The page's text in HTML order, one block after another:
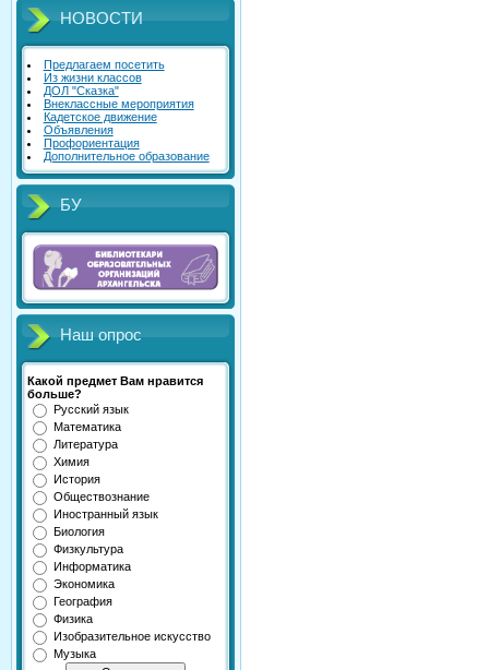
НОВОСТИ
Предлагаем посетить
Из жизни классов
ДОЛ "Сказка"
Внеклассные мероприятия
Кадетское движение
Объявления
Профориентация
Дополнительное образование
БУ
Наш опрос
Какой предмет Вам нравится
больше?
Русский язык
Математика
Литература
Химия
История
Обществознание
Иностранный язык
Биология
Физкультура
Информатика
Экономика
География
Физика
Изобразительное искусство
Музыка